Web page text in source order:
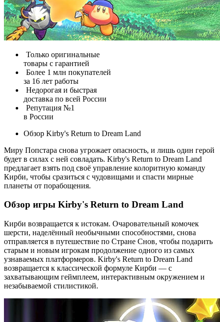
Только оригинальные
товары с гарантией
Более 1 млн покупателей
за 16 лет работы
Недорогая и быстрая
доставка по всей России
Репутация №1
в России
Обзор Kirby's Return to Dream Land
Миру Попстара снова угрожает опасность, и лишь один герой
будет в силах с ней совладать. Kirby's Return to Dream Land
предлагает взять под своё управление колоритную команду
Кирби, чтобы сразиться с чудовищами и спасти мирные
планеты от порабощения.
Обзор игры Kirby's Return to Dream Land
Кирби возвращается к истокам. Очаровательный комочек
шерсти, наделённый необычными способностями, снова
отправляется в путешествие по Стране Снов, чтобы подарить
старым и новым игрокам продолжение одного из самых
узнаваемых платформеров. Kirby's Return to Dream Land
возвращается к классической формуле Кирби — с
захватывающим геймплеем, интерактивным окружением и
незабываемой стилистикой.